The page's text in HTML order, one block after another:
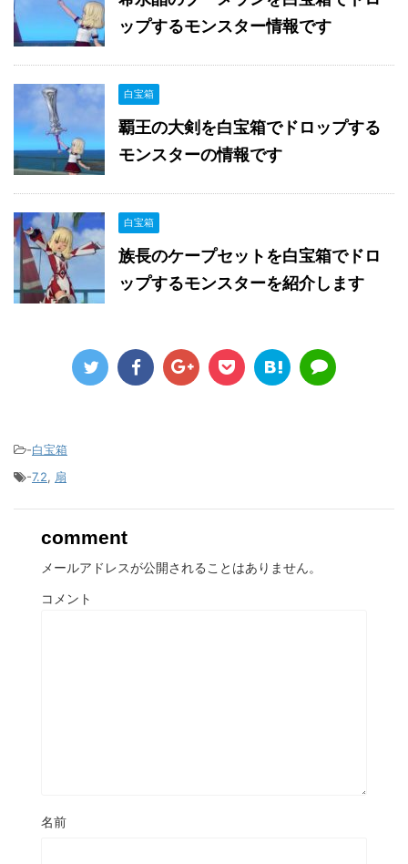
ップするモンスター情報です
白宝箱
覇王の大剣を白宝箱でドロップする
モンスターの情報です
白宝箱
族長のケープセットを白宝箱でドロ
ップするモンスターを紹介します
-白宝箱
-7.2, 扇
comment
メールアドレスが公開されることはありません。
コメント
名前